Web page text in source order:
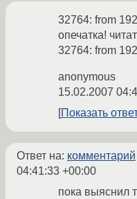
32764: from
опечатка!
32764: from
anonymous
15.02.2007
Показать
Ответ на: комментарий
04:41:33 +00:00
пока выяснил